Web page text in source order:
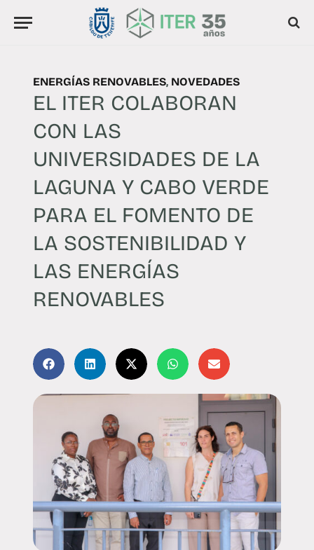
ENERGÍAS RENOVABLES, NOVEDADES
EL ITER COLABORAN
CON LAS
UNIVERSIDADES DE LA
LAGUNA Y CABO VERDE
PARA EL FOMENTO DE
LA SOSTENIBILIDAD Y
LAS ENERGÍAS
RENOVABLES